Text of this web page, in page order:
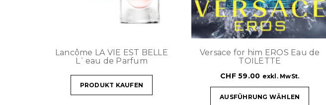
Lancôme LA VIE EST BELLE
L`eau de Parfum
PRODUKT KAUFEN
Versace for him EROS Eau de
TOILETTE
CHF59.00 exkl. MwSt.
AUSFÜHRUNG WÄHLEN